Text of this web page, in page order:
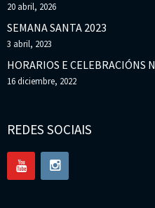
20 abril, 2026
SEMANA SANTA 2023
3 abril, 2023
HORARIOS E CELEBRACIÓNS
16 diciembre, 2022
REDES SOCIAIS